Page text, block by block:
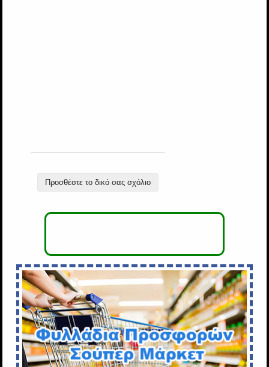
Προσθέστε το δικό σας σχόλιο